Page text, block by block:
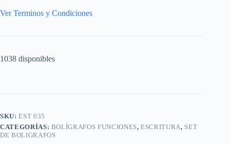
Ver Terminos y Condiciones
1038 disponibles
SKU:EST 035
CATEGORÍAS: BOLÍGRAFOS FUNCIONES,ESCRITURA, SET
DE BOLIGRAFOS